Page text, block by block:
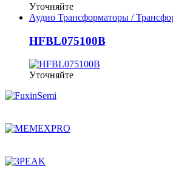
Уточняйте
Аудио Трансформаторы /
HFBL075100B
Уточняйте